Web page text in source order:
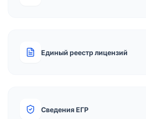
Единый реестр лицензий
Сведения ЕГР